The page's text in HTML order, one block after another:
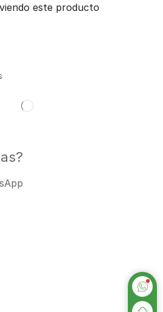
este producto